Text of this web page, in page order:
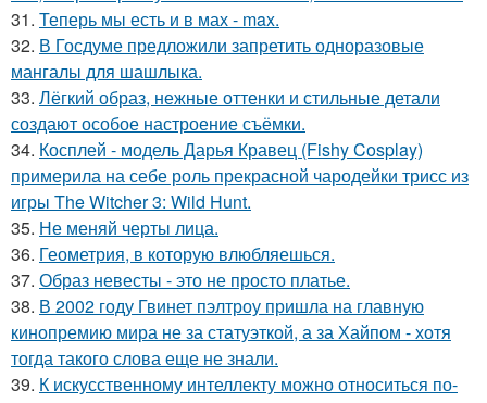
31. Теперь мы есть и в мах - max.
32. В Госдуме предложили запретить одноразовые
мангалы для шашлыка.
33. Лёгкий образ, нежные оттенки и стильные детали
создают особое настроение съёмки.
34. Косплей - модель Дарья Кравец (Fishy Cosplay)
примерила на себе роль прекрасной чародейки трисс из
игры The Witcher 3: Wild Hunt.
35. Не меняй черты лица.
36. Геометрия, в которую влюбляешься.
37. Образ невесты - это не просто платье.
38. В 2002 году Гвинет пэлтроу пришла на главную
кинопремию мира не за статуэткой, а за Хайпом - хотя
тогда такого слова еще не знали.
39. К искусственному интеллекту можно относиться по-